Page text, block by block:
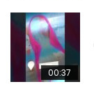
00:37